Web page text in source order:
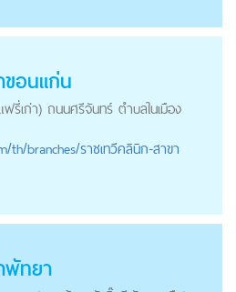
ขอนแก่น
รี่เก่า) ถนนศรีจันทร์ ตำบลในเมือง
/th/branches/ราชเทวีคลินิก-สาขา
พัทยา